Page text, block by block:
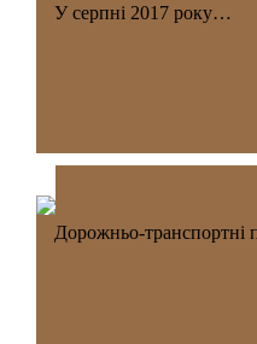
У серпні 2017 року…
Дорожньо-транспортні